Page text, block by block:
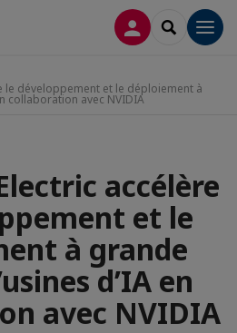
CONNEXION
le développement et le déploiement à
collaboration avec NVIDIA
accélère
et le
à grande
d’IA en
avec NVIDIA